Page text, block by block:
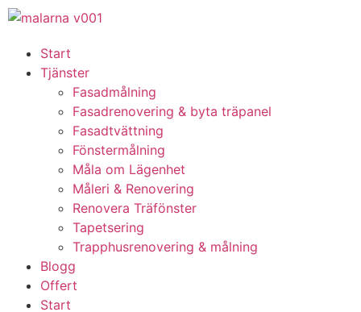
Start
Tjänster
Fasadmålning
Fasadrenovering & byta träpanel
Fasadtvättning
Fönstermålning
Måla om Lägenhet
Måleri & Renovering
Renovera Träfönster
Tapetsering
Trapphusrenovering & målning
Blogg
Offert
Start